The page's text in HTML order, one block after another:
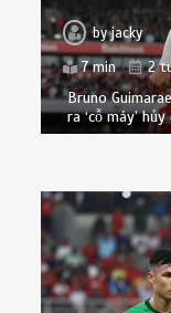
byjacky
7 min
2
Bruno
ra ‘cỗ máy’